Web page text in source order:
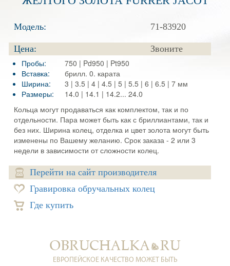
Модель: 71-83920
Цена:
Звоните
Пробы:
750 | Pd950 | Pt950
Вставка:
брилл. 0. карата
Ширина:
3 | 3.5 | 4 | 4.5 | 5 | 5.5 | 6 | 6.5 | 7 мм
Размеры:
14.0 | 14.1 | 14.2... 24.0
Кольца могут продаваться как комплектом, так и по
отдельности. Пара может быть как с бриллиантами, так и
без них. Ширина колец, отделка и цвет золота могут быть
изменены по Вашему желанию. Срок заказа - 2 или 3
недели в зависимости от сложности колец.
Перейти на сайт производителя
Гравировка обручальных колец
Где купить
ЕВРОПЕЙСКОЕ КАЧЕСТВО МОЖЕТ БЫТЬ